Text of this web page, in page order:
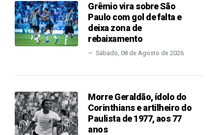
Grêmio vira sobre São
Paulo com gol de falta e
deixa zona de
rebaixamento
Sábado, 08 de Agosto de 2026
Morre Geraldão, ídolo do
Corinthians e artilheiro do
Paulista de 1977, aos 77
anos